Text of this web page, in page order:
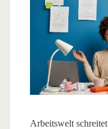
Arbeitswelt